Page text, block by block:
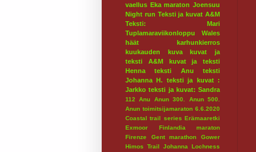
vaellus Eka maraton Joensuu
Night run Teksti ja kuvat A&M
Teksti: Mari
Tuplamaraviikonloppu
Wales
häät
karhunkierros
kuukauden kuva
kuvat ja
teksti A&M
kuvat ja teksti
Henna
teksti Anu
teksti
Johanna H. teksti ja kuvat :
Jarkko teksti ja kuvat: Sandra
112 Anu Anun 300.
Anun 500.
Anun toimitsijamaraton 6.6.2020
Coastal trail series Erämaaretki
Exmoor
Finlandia maraton
Firenze
Gent marathon
Gower
Himos Trail
Johanna Lochness